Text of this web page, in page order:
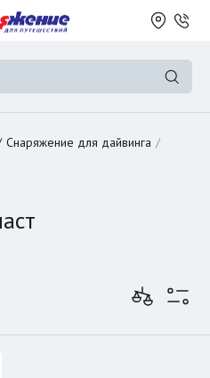
Снаряжение для дайвинга